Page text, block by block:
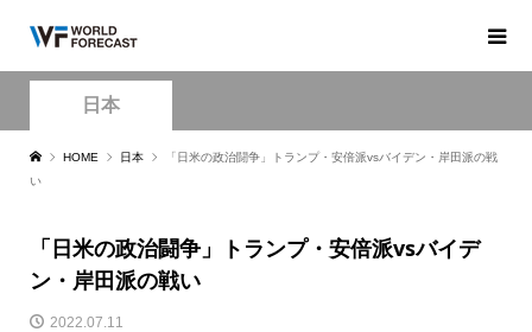
日本
HOME 日本
「日米の政治闘争」トランプ・安倍派vsバイデン・岸田派の戦
い
「日米の政治闘争」トランプ・安倍派vsバイデ
ン・岸田派の戦い
2022.07.11